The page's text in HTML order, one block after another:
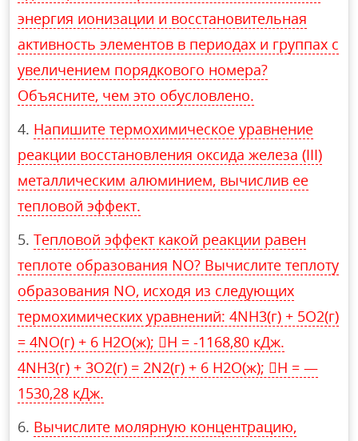
энергия ионизации и восстановительная
активность элементов в периодах и группах с
увеличением порядкового номера?
Объясните, чем это обусловлено.
Напишите термохимическое уравнение
реакции восстановления оксида железа (III)
металлическим алюминием, вычислив ее
тепловой эффект.
Тепловой эффект какой реакции равен
теплоте образования NO? Вычислите теплоту
образования NO, исходя из следующих
термохимических уравнений: 4NH3(г) + 5O2(г)
= 4NO(г) + 6 H2O(ж); Н = -1168,80 кДж.
4NH3(г) + 3O2(г) = 2N2(г) + 6 H2O(ж); Н = —
1530,28 кДж.
Вычислите молярную концентрацию,